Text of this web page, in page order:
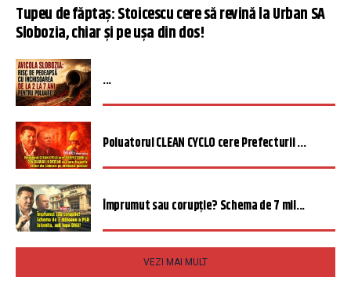
Tupeu de făptaș: Stoicescu cere să revină la Urban SA
Slobozia, chiar și pe ușa din dos!
...
Poluatorul CLEAN CYCLO cere Prefecturii ...
Împrumut sau corupție? Schema de 7 mil...
VEZI MAI MULT